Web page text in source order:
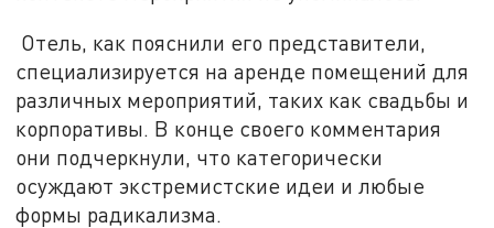
Отель, как пояснили его представители,
специализируется на аренде помещений для
различных мероприятий, таких как свадьбы и
корпоративы. В конце своего комментария
они подчеркнули, что категорически
осуждают экстремистские идеи и любые
формы радикализма.